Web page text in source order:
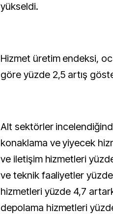
yükseldi.
Hizmet üretim endeksi,
göre yüzde 2,5 artış
Alt sektörler
konaklama ve yiyecek
ve iletişim hizmetleri
ve teknik faaliyetler
hizmetleri yüzde 4,7
depolama hizmetleri